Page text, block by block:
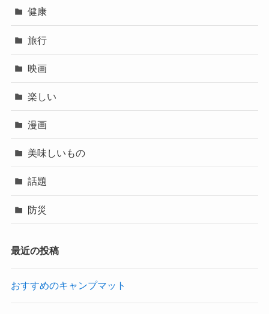
健康
旅行
映画
楽しい
漫画
美味しいもの
話題
防災
最近の投稿
おすすめのキャンプマット